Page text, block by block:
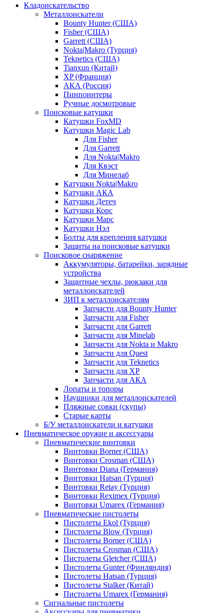
Кладоискательство
Металлоискатели
Bounty Hunter (США)
Fisher (США)
Garrett (США)
Nokta|Makro (Турция)
Teknetics (США)
Tianxun (Китай)
XP (Франция)
АКА (Россия)
Пинпоинтеры
Ручные досмотровые
Поисковые катушки
Катушки FoxMD
Катушки Magic Lab
Для Fisher
Для Garrett
Для Nokta|Makro
Для Квэст
Для Минелаб
Катушки Nokta|Makro
Катушки АКА
Катушки Детеч
Катушки Корс
Катушки Марс
Катушки Нэл
Болты для крепления катушки
Защиты на поисковые катушки
Поисковое снаряжение
Аккумуляторы, батарейки, зарядные
устройства
Защитные чехлы, рюкзаки для
металлоискателей
ЗИП к металлоискателям
Запчасти для Bounty Hunter
Запчасти для Fisher
Запчасти для Garrett
Запчасти для Minelab
Запчасти для Nokta и Makro
Запчасти для Quest
Запчасти для Teknetics
Запчасти для XP
Запчасти для АКА
Лопаты и топоры
Наушники для металлоискателей
Пляжные совки (скупы)
Старые карты
Б/У металлоискатели и катушки
Пневматическое оружие и аксессуары
Пневматические винтовки
Винтовки Borner (США)
Винтовки Crosman (США)
Винтовки Diana (Германия)
Винтовки Hatsan (Турция)
Винтовки Retay (Турция)
Винтовки Reximex (Турция)
Винтовки Umarex (Германия)
Пневматические пистолеты
Пистолеты Ekol (Турция)
Пистолеты Blow (Турция)
Пистолеты Borner (США)
Пистолеты Crosman (США)
Пистолеты Gletcher (США)
Пистолеты Gunter (Финляндия)
Пистолеты Hatsan (Турция)
Пистолеты Stalker (Китай)
Пистолеты Umarex (Германия)
Сигнальные пистолеты